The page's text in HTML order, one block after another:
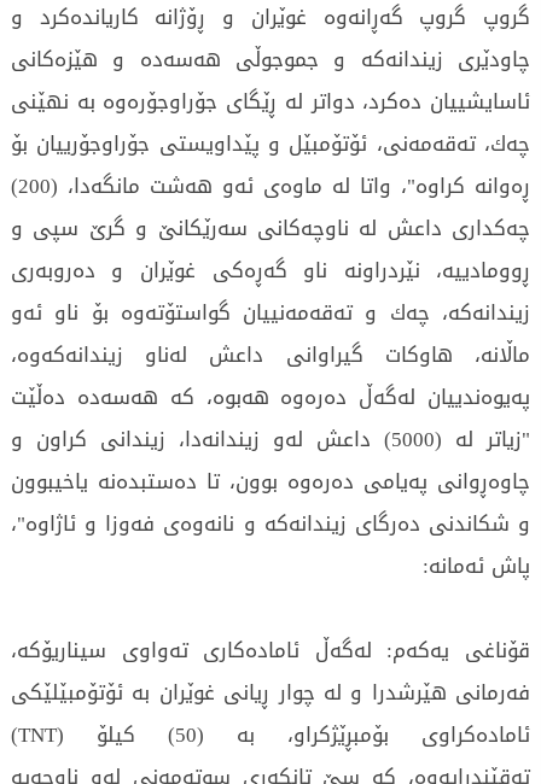
گروپ گروپ گەڕانەوە غوێران و ڕۆژانە كارياندەكرد و
چاودێرى زيندانەكە و جموجوڵى هەسەدە و هێزەكانى
ئاسايشييان دەكرد، دواتر لە ڕێگاى جۆراوجۆرەوە بە نهێنى
چەك، تەقەمەنى، ئۆتۆمبێل و پێداويستى جۆراوجۆرييان بۆ
ڕەوانە كراوە"، واتا لە ماوەى ئەو هەشت مانگەدا، (200)
چەكدارى داعش لە ناوچەكانى سەرێكانێ و گرێ سپى و
ڕوومادييە، نێردراونە ناو گەڕەكى غوێران و دەروبەرى
زيندانەكە، چەك و تەقەمەنييان گواستۆتەوە بۆ ناو ئەو
ماڵانە، هاوكات گيراوانى داعش لەناو زيندانەكەوە،
پەيوەندييان لەگەڵ دەرەوە هەبوە، كە هەسەدە دەڵێت
"زياتر لە (5000) داعش لەو زيندانەدا، زيندانى كراون و
چاوەڕوانى پەيامى دەرەوە بوون، تا دەستبدەنە ياخيبوون
و شكاندنى دەرگاى زيندانەكە و نانەوەى فەوزا و ئاژاوە"،
پاش ئەمانە:
قۆناغى يەكەم: لەگەڵ ئامادەكارى تەواوى سيناريۆكە،
فەرمانى هێرشدرا و لە چوار ڕيانى غوێران بە ئۆتۆمبێلێكى
ئامادەكراوى بۆمبڕێژكراو، بە (50) كيلۆ (TNT)